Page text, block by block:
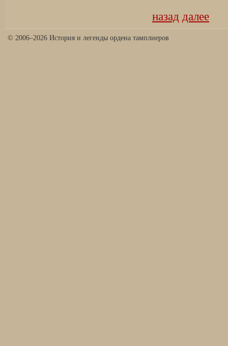
назад далее
© 2006–2026 История и легенды ордена тамплиеров